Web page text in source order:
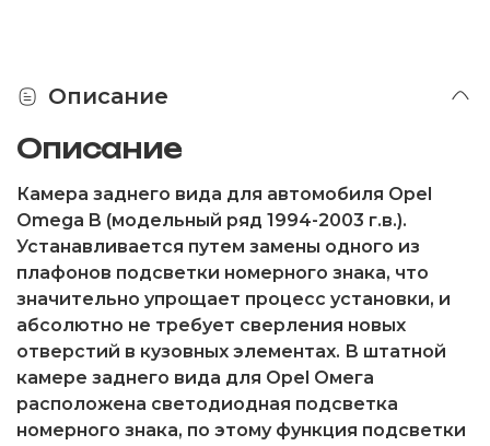
Описание
Описание
Камера заднего вида для автомобиля Opel
Omega B (модельный ряд 1994-2003 г.в.).
Устанавливается путем замены одного из
плафонов подсветки номерного знака, что
значительно упрощает процесс установки, и
абсолютно не требует сверления новых
отверстий в кузовных элементах. В штатной
камере заднего вида для Opel Омега
расположена светодиодная подсветка
номерного знака, по этому функция подсветки